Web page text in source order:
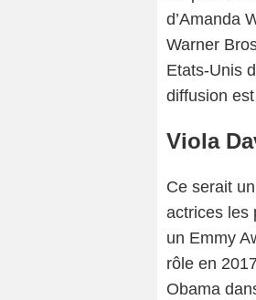
d’Amanda
Warner
Etats-Unis
diffusion
Viola
Ce serait
actrices les
un Emmy
rôle en
Obama